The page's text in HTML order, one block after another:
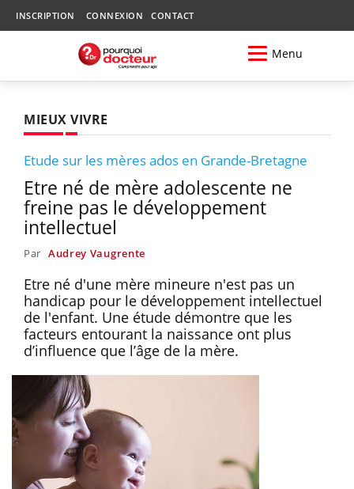
INSCRIPTION CONNEXION CONTACT
Menu
MIEUX VIVRE
Etude sur les mères ados en Grande-Bretagne
Etre né de mère adolescente ne
freine pas le développement
intellectuel
Par Audrey Vaugrente
Etre né d'une mère mineure n'est pas un
handicap pour le développement intellectuel
de l'enfant. Une étude démontre que les
facteurs entourant la naissance ont plus
d’influence que l’âge de la mère.